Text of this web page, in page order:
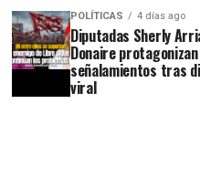
POLÍTICAS 4 días ago
Diputadas Sherly
Donaire
señalamientos tras
viral